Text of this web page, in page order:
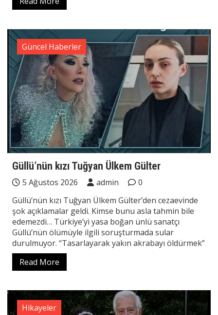
Güncel Haberler
Güllü’nün kızı Tuğyan Ülkem Gülter
5 Ağustos 2026 admin
0
Güllü’nün kızı Tuğyan Ülkem Gülter’den cezaevinde
şok açıklamalar geldi. Kimse bunu asla tahmin bile
edemezdi… Türkiye’yi yasa boğan ünlü sanatçı
Güllü’nün ölümüyle ilgili soruşturmada sular
durulmuyor. “Tasarlayarak yakın akrabayı öldürmek”
Read More
Hikayeler